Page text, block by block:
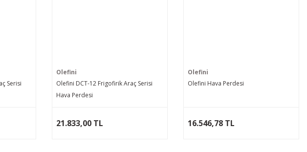
Serisi
Olefini
Olefini DCT-12 Frigofirik Araç Serisi
Hava Perdesi
21.833,00 TL
Olefini
Olefini Hava Perdesi
16.546,78 TL